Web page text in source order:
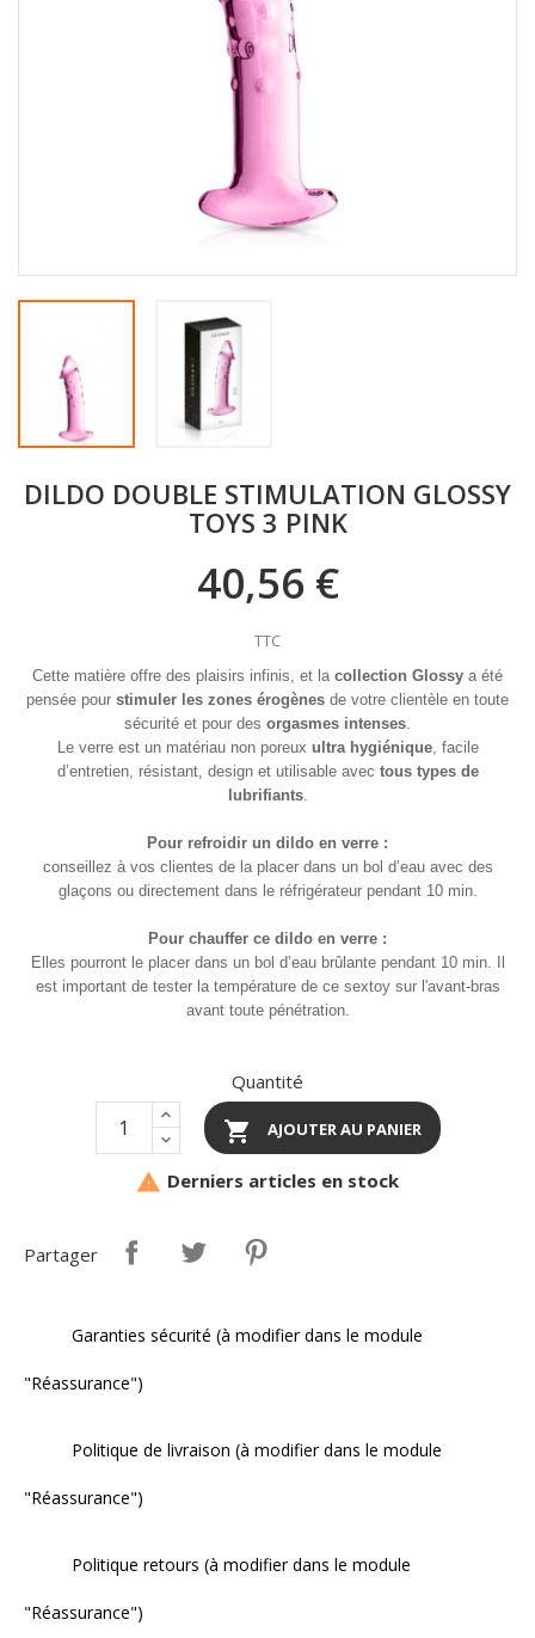
DILDO DOUBLE STIMULATION GLOSSY
TOYS 3 PINK
40,56 €
TTC
Cette matière offre des plaisirs infinis, et la collection Glossy a été
pensée pour stimuler les zones érogènes de votre clientèle en toute
sécurité et pour des orgasmes intenses.
Le verre est un matériau non poreux ultra hygiénique, facile
d’entretien, résistant, design et utilisable avec tous types de
lubrifiants.
Pour refroidir un dildo en verre :
conseillez à vos clientes de la placer dans un bol d’eau avec des
glaçons ou directement dans le réfrigérateur pendant 10 min.
Pour chauffer ce dildo en verre :
Elles pourront le placer dans un bol d’eau brûlante pendant 10 min. Il
est important de tester la température de ce sextoy sur l'avant-bras
avant toute pénétration.
Quantité
 AJOUTER AU PANIER
 Derniers articles en stock
Partager
Garanties sécurité (à modifier dans le module
"Réassurance")
Politique de livraison (à modifier dans le module
"Réassurance")
Politique retours (à modifier dans le module
"Réassurance")